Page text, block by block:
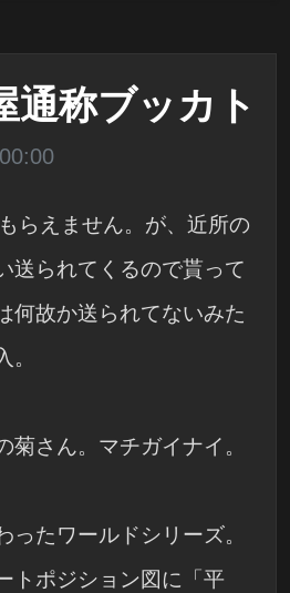
通称ブッカト
らえません。が、近所の
送られてくるので貰って
何故か送られてないみた
。
菊さん。マチガイナイ。
ったワールドシリーズ。
トポジション図に「平